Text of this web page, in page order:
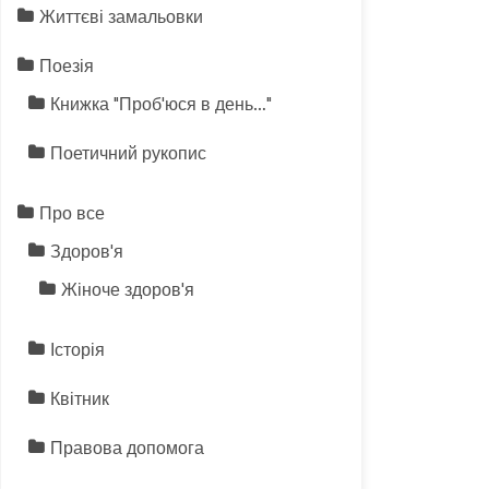
Життєві замальовки
Поезія
Книжка "Проб'юся в день…"
Поетичний рукопис
Про все
Здоров'я
Жіноче здоров'я
Історія
Квітник
Правова допомога